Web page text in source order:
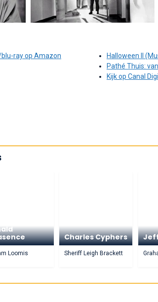
ray op Amazon
Halloween II
Pathé Thuis:
Kijk op Canal
Loomis
Charles Cyphers
Sheriff Leigh Brackett